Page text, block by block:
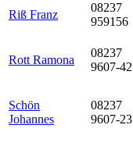
Riß Franz
08237
959156
Rott Ramona
08237
9607-42
Schön
Johannes
08237
9607-23